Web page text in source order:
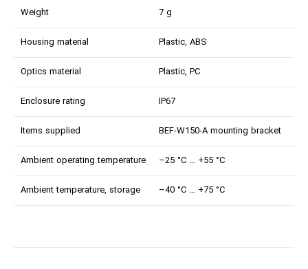
Weight 7 g
Housing material Plastic, ABS
Optics material Plastic, PC
Enclosure rating IP67
Items supplied BEF-W150-A mounting bracket
Ambient operating temperature –25 °C … +55 °C
Ambient temperature, storage –40 °C … +75 °C